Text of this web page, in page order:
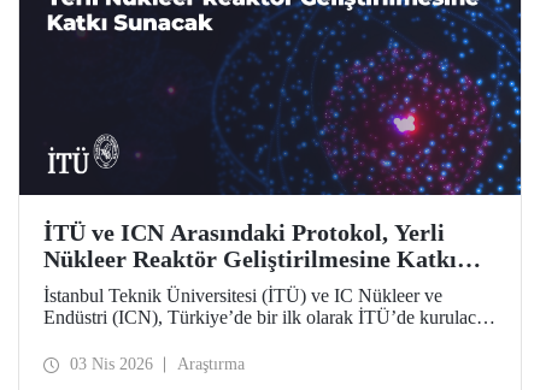
İTÜ ve ICN Arasındaki Protokol, Yerli
Nükleer Reaktör Geliştirilmesine Katkı
Sunacak
İstanbul Teknik Üniversitesi (İTÜ) ve IC Nükleer ve
Endüstri (ICN), Türkiye’de bir ilk olarak İTÜ’de kurulacak
sürecine katkı sağlayacak bir protokolü hayata geçirdi.
03 Nis 2026 Araştırma